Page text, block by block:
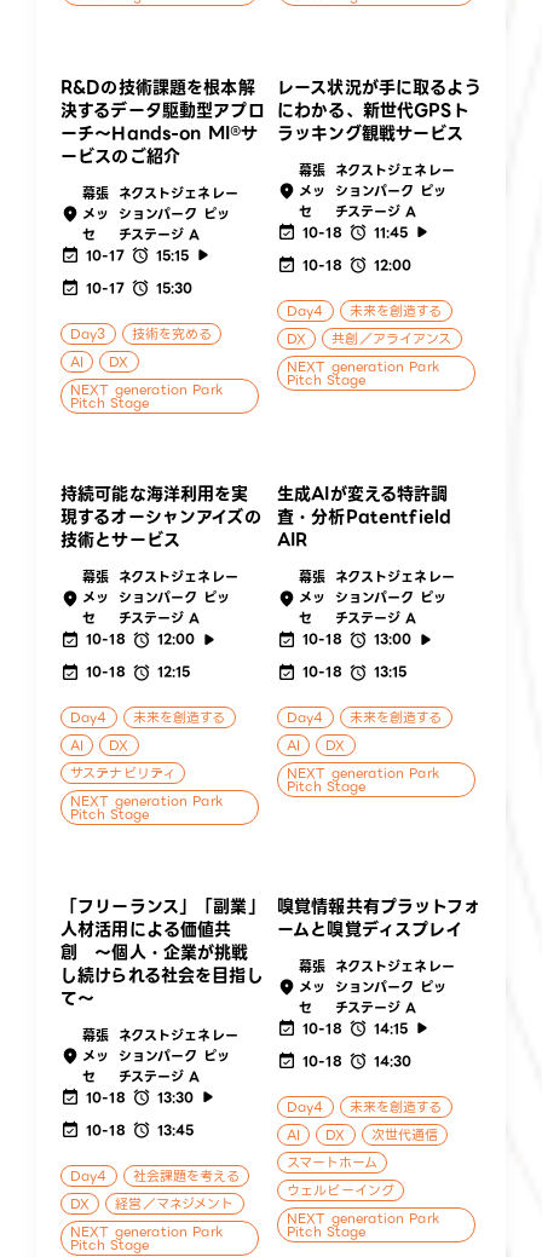
​​R&Dの技術課題を根本解
決するデータ駆動型アプロ
ーチ〜Hands-on MI®サ
ービスのご紹介
幕張
メッ
セ
ネクストジェネレー
ションパーク ピッ
チステージ A
10-17
15:15
10-17
15:30
Day3
技術を究める
AI
DX
NEXT generation Park
Pitch Stage
レース状況が手に取るよう
にわかる、新世代GPSト
ラッキング観戦サービス
幕張
メッ
セ
ネクストジェネレー
ションパーク ピッ
チステージ A
10-18
11:45
10-18
12:00
Day4
未来を創造する
DX
共創／アライアンス
NEXT generation Park
Pitch Stage
持続可能な海洋利用を実
現するオーシャンアイズの
技術とサービス
幕張
メッ
セ
ネクストジェネレー
ションパーク ピッ
チステージ A
10-18
12:00
10-18
12:15
Day4
未来を創造する
AI
DX
サステナビリティ
NEXT generation Park
Pitch Stage
生成AIが変える特許調
査・分析Patentfield
AIR
幕張
メッ
セ
ネクストジェネレー
ションパーク ピッ
チステージ A
10-18
13:00
10-18
13:15
Day4
未来を創造する
AI
DX
NEXT generation Park
Pitch Stage
「フリーランス」「副業」
人材活用による価値共
創 〜個人・企業が挑戦
し続けられる社会を目指し
て〜
幕張
メッ
セ
ネクストジェネレー
ションパーク ピッ
チステージ A
10-18
13:30
10-18
13:45
Day4
社会課題を考える
DX
経営／マネジメント
NEXT generation Park
Pitch Stage
嗅覚情報共有プラットフォ
ームと嗅覚ディスプレイ
幕張
メッ
セ
ネクストジェネレー
ションパーク ピッ
チステージ A
10-18
14:15
10-18
14:30
Day4
未来を創造する
AI
DX
次世代通信
スマートホーム
ウェルビーイング
NEXT generation Park
Pitch Stage